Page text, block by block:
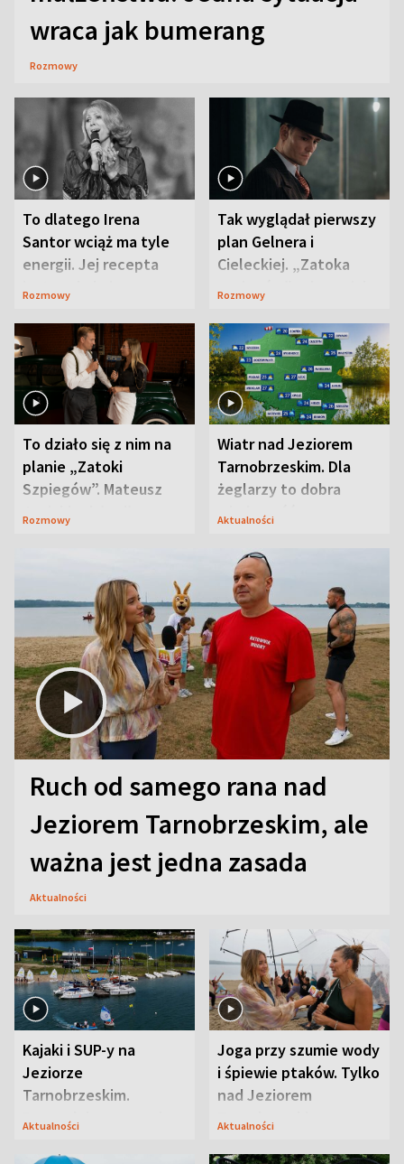
wraca jak bumerang
Rozmowy
To dlatego Irena
Santor wciąż ma tyle
energii. Jej recepta
jest zaskakująco
Rozmowy
Tak wyglądał pierwszy
plan Gelnera i
Cieleckiej. „Zatoka
szpiegów” od razu ich
Rozmowy
To działo się z nim na
planie „Zatoki
Szpiegów”. Mateusz
Janicki odsłonił
Rozmowy
Wiatr nad Jeziorem
Tarnobrzeskim. Dla
żeglarzy to dobra
wiadomość
Aktualności
Ruch od samego rana nad
Jeziorem Tarnobrzeskim, ale
ważna jest jedna zasada
Aktualności
Kajaki i SUP-y na
Jeziorze
Tarnobrzeskim.
Przyrodnicy zwracają
Aktualności
Joga przy szumie wody
i śpiewie ptaków. Tylko
nad Jeziorem
Tarnobrzeskim
Aktualności